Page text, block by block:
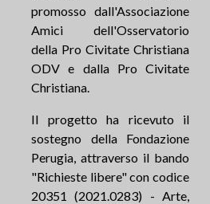
promosso dall'Associazione
Amici dell'Osservatorio
della Pro Civitate Christiana
ODV e dalla Pro Civitate
Christiana.
Il progetto ha ricevuto il
sostegno della Fondazione
Perugia, attraverso il bando
"Richieste libere" con codice
20351 (2021.0283) - Arte,